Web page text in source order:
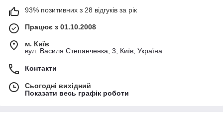
93% позитивних з 28 відгуків за рік
Працює з 01.10.2008
м. Київ
вул. Василя Степанченка, 3, Київ, Україна
Контакти
Сьогодні вихідний
Показати весь графік роботи